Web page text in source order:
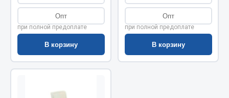
Автомобильная электрика
Автолампы
Блоки реле и предохранителей
Вилки нагрузочные
Выключатели кнопочные
Опт
при полной предоплате
В корзину
Опт
при полной предоплате
В корзину